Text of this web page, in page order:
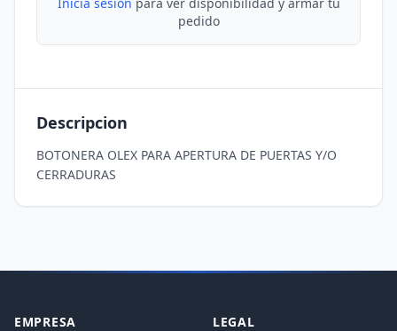
pedido
Descripcion
BOTONERA OLEX PARA APERTURA DE PUERTAS Y/O
CERRADURAS
EMPRESA
LEGAL